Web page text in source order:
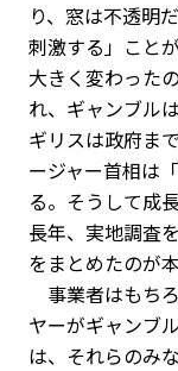
り、窓は不透明
刺激する」こと
大きく変わった
れ、ギャンブル
ギリスは政府ま
ージャー首相は
る。そうして成
長年、実地調査
をまとめたのが
事業者はもち
ヤーがギャンブ
は、それらのみ